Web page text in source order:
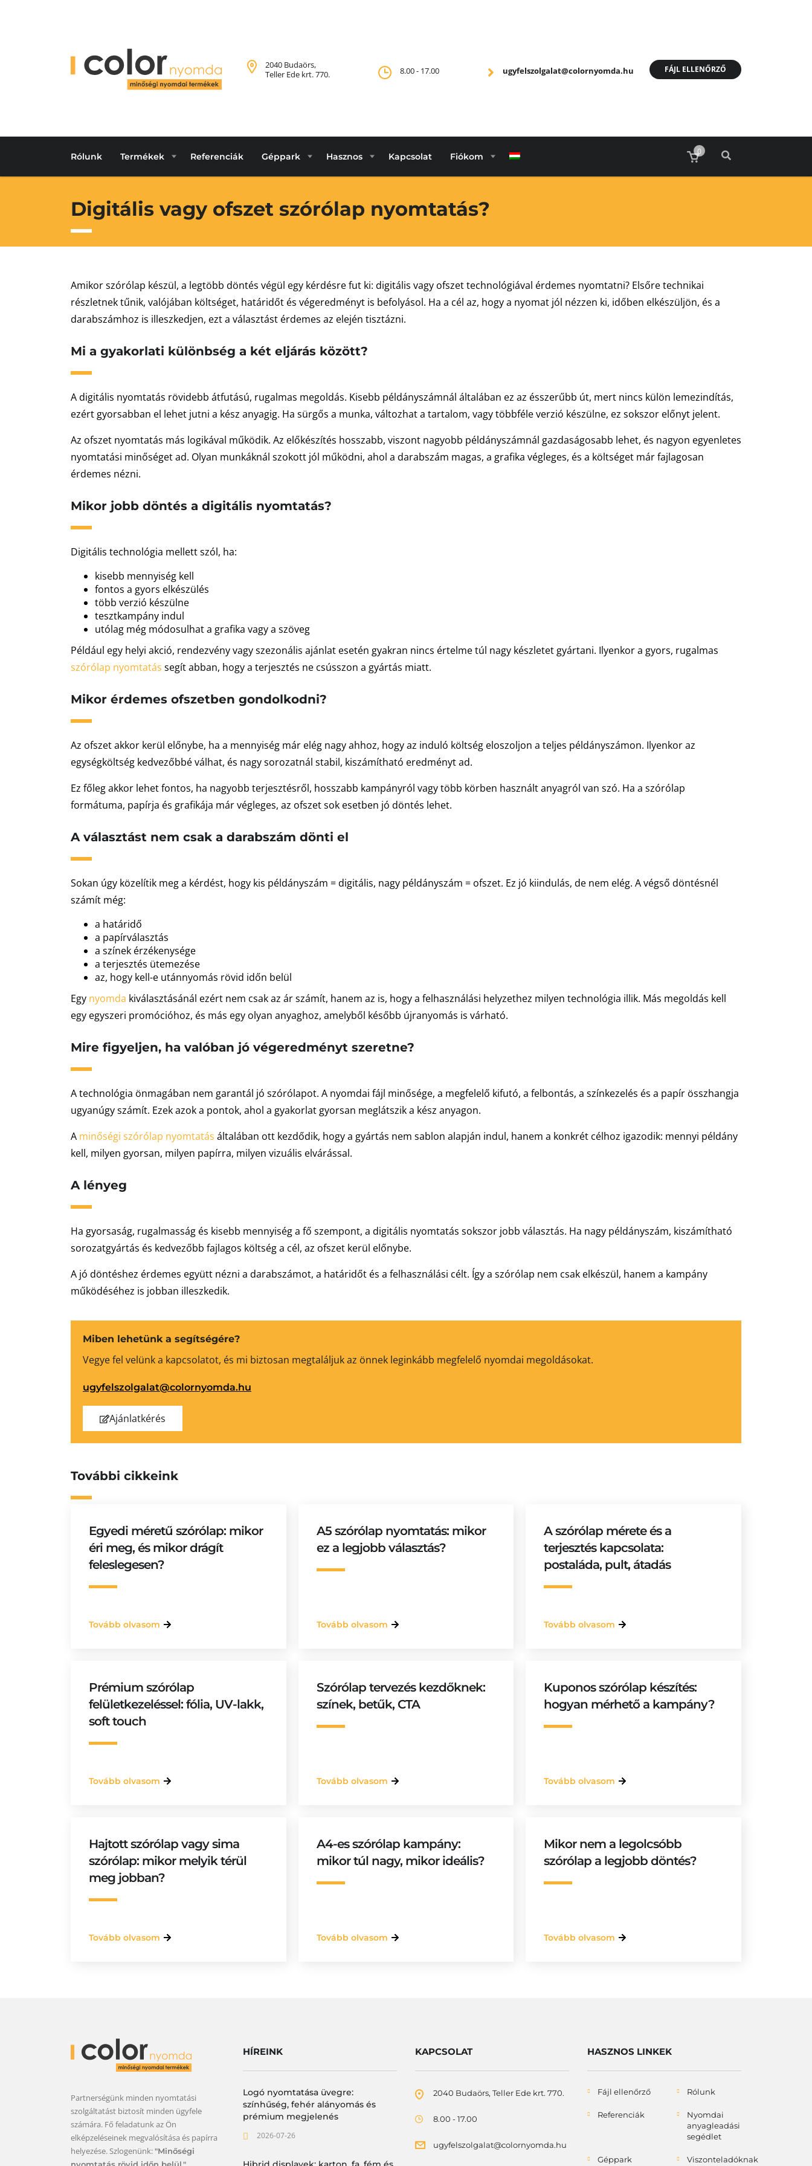
2040 Budaörs,
Teller Ede krt. 770.
8.00 - 17.00 ugyfelszolgalat@colornyomda.hu FÁJL ELLENŐRZŐ
Rólunk Termékek Referenciák Géppark Hasznos Kapcsolat Fiókom 0
Digitális vagy ofszet szórólap nyomtatás?
Amikor szórólap készül, a legtöbb döntés végül egy kérdésre fut ki: digitális vagy ofszet technológiával érdemes nyomtatni? Elsőre technikai
részletnek tűnik, valójában költséget, határidőt és végeredményt is befolyásol. Ha a cél az, hogy a nyomat jól nézzen ki, időben elkészüljön, és a
darabszámhoz is illeszkedjen, ezt a választást érdemes az elején tisztázni.
Mi a gyakorlati különbség a két eljárás között?
A digitális nyomtatás rövidebb átfutású, rugalmas megoldás. Kisebb példányszámnál általában ez az ésszerűbb út, mert nincs külön lemezindítás,
ezért gyorsabban el lehet jutni a kész anyagig. Ha sürgős a munka, változhat a tartalom, vagy többféle verzió készülne, ez sokszor előnyt jelent.
Az ofszet nyomtatás más logikával működik. Az előkészítés hosszabb, viszont nagyobb példányszámnál gazdaságosabb lehet, és nagyon egyenletes
nyomtatási minőséget ad. Olyan munkáknál szokott jól működni, ahol a darabszám magas, a grafika végleges, és a költséget már fajlagosan
érdemes nézni.
Mikor jobb döntés a digitális nyomtatás?
Digitális technológia mellett szól, ha:
kisebb mennyiség kell
fontos a gyors elkészülés
több verzió készülne
tesztkampány indul
utólag még módosulhat a grafika vagy a szöveg
Például egy helyi akció, rendezvény vagy szezonális ajánlat esetén gyakran nincs értelme túl nagy készletet gyártani. Ilyenkor a gyors, rugalmas
szórólap nyomtatás segít abban, hogy a terjesztés ne csússzon a gyártás miatt.
Mikor érdemes ofszetben gondolkodni?
Az ofszet akkor kerül előnybe, ha a mennyiség már elég nagy ahhoz, hogy az induló költség eloszoljon a teljes példányszámon. Ilyenkor az
egységköltség kedvezőbbé válhat, és nagy sorozatnál stabil, kiszámítható eredményt ad.
Ez főleg akkor lehet fontos, ha nagyobb terjesztésről, hosszabb kampányról vagy több körben használt anyagról van szó. Ha a szórólap
formátuma, papírja és grafikája már végleges, az ofszet sok esetben jó döntés lehet.
A választást nem csak a darabszám dönti el
Sokan úgy közelítik meg a kérdést, hogy kis példányszám = digitális, nagy példányszám = ofszet. Ez jó kiindulás, de nem elég. A végső döntésnél
számít még:
a határidő
a papírválasztás
a színek érzékenysége
a terjesztés ütemezése
az, hogy kell-e utánnyomás rövid időn belül
Egy nyomda kiválasztásánál ezért nem csak az ár számít, hanem az is, hogy a felhasználási helyzethez milyen technológia illik. Más megoldás kell
egy egyszeri promócióhoz, és más egy olyan anyaghoz, amelyből később újranyomás is várható.
Mire figyeljen, ha valóban jó végeredményt szeretne?
A technológia önmagában nem garantál jó szórólapot. A nyomdai fájl minősége, a megfelelő kifutó, a felbontás, a színkezelés és a papír összhangja
ugyanúgy számít. Ezek azok a pontok, ahol a gyakorlat gyorsan meglátszik a kész anyagon.
A minőségi szórólap nyomtatás általában ott kezdődik, hogy a gyártás nem sablon alapján indul, hanem a konkrét célhoz igazodik: mennyi példány
kell, milyen gyorsan, milyen papírra, milyen vizuális elvárással.
A lényeg
Ha gyorsaság, rugalmasság és kisebb mennyiség a fő szempont, a digitális nyomtatás sokszor jobb választás. Ha nagy példányszám, kiszámítható
sorozatgyártás és kedvezőbb fajlagos költség a cél, az ofszet kerül előnybe.
A jó döntéshez érdemes együtt nézni a darabszámot, a határidőt és a felhasználási célt. Így a szórólap nem csak elkészül, hanem a kampány
működéséhez is jobban illeszkedik.
Miben lehetünk a segítségére?
Vegye fel velünk a kapcsolatot, és mi biztosan megtaláljuk az önnek leginkább megfelelő nyomdai megoldásokat.
ugyfelszolgalat@colornyomda.hu
Ajánlatkérés
További cikkeink
Egyedi méretű szórólap: mikor
éri meg, és mikor drágít
feleslegesen?
Tovább olvasom
A5 szórólap nyomtatás: mikor
ez a legjobb választás?
Tovább olvasom
A szórólap mérete és a
terjesztés kapcsolata:
postaláda, pult, átadás
Tovább olvasom
Prémium szórólap
felületkezeléssel: fólia, UV-lakk,
soft touch
Tovább olvasom
Szórólap tervezés kezdőknek:
színek, betűk, CTA
Tovább olvasom
Kuponos szórólap készítés:
hogyan mérhető a kampány?
Tovább olvasom
Hajtott szórólap vagy sima
szórólap: mikor melyik térül
meg jobban?
Tovább olvasom
A4-es szórólap kampány:
mikor túl nagy, mikor ideális?
Tovább olvasom
Mikor nem a legolcsóbb
szórólap a legjobb döntés?
Tovább olvasom
Partnerségünk minden nyomtatási
szolgáltatást biztosít minden ügyfele
számára. Fő feladatunk az Ön
elképzeléseinek megvalósítása és papírra
helyezése. Szlogenünk:"Minőségi
nyomtatás rövid időn belül."
HÍREINK
Logó nyomtatása üvegre:
színhűség, fehér alányomás és
prémium megjelenés
2026-07-26
KAPCSOLAT
2040 Budaörs, Teller Ede krt. 770.
8.00 - 17.00
ugyfelszolgalat@colornyomda.hu
HASZNOS LINKEK
Fájl ellenőrző Rólunk
Referenciák
Nyomdai
anyagleadási
segédlet
Géppark Viszonteladóknak